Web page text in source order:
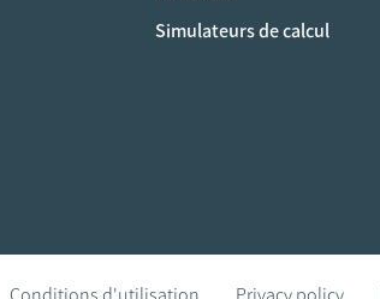
Simulateurs de calcul